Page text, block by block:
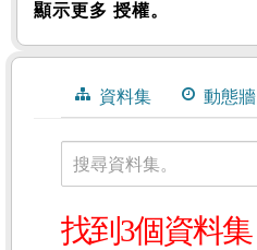
顯示更多 授權。
資料集 動態牆
搜尋資料集。
找到3個資料集